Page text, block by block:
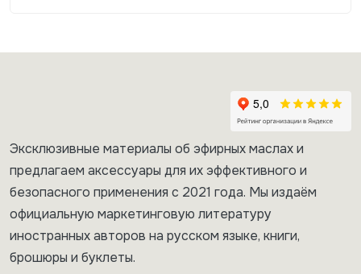
Эксклюзивные материалы об эфирных маслах и
предлагаем аксессуары для их эффективного и
безопасного применения с 2021 года. Мы издаём
официальную маркетинговую литературу
иностранных авторов на русском языке, книги,
брошюры и буклеты.